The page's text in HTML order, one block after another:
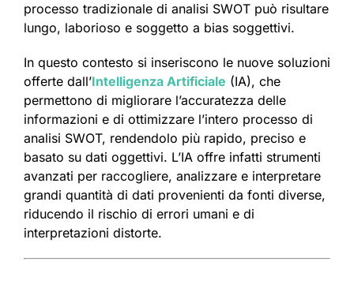
processo tradizionale di analisi SWOT può risultare
lungo, laborioso e soggetto a bias soggettivi.
In questo contesto si inseriscono le nuove soluzioni
offerte dall’Intelligenza Artificiale (IA), che
permettono di migliorare l’accuratezza delle
informazioni e di ottimizzare l’intero processo di
analisi SWOT, rendendolo più rapido, preciso e
basato su dati oggettivi. L’IA offre infatti strumenti
avanzati per raccogliere, analizzare e interpretare
grandi quantità di dati provenienti da fonti diverse,
riducendo il rischio di errori umani e di
interpretazioni distorte.